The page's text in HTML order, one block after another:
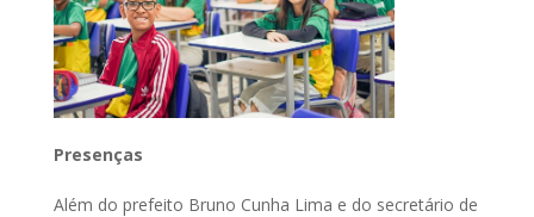
Presenças
Além do prefeito Bruno Cunha Lima e do secretário de